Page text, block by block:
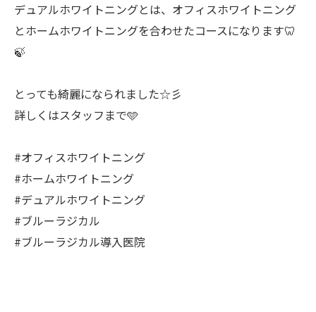
デュアルホワイトニングとは、オフィスホワイトニング
とホームホワイトニングを合わせたコースになります🦷
🍃
とっても綺麗になられました☆彡
詳しくはスタッフまで🩵
#オフィスホワイトニング
#ホームホワイトニング
#デュアルホワイトニング
#ブルーラジカル
#ブルーラジカル導入医院